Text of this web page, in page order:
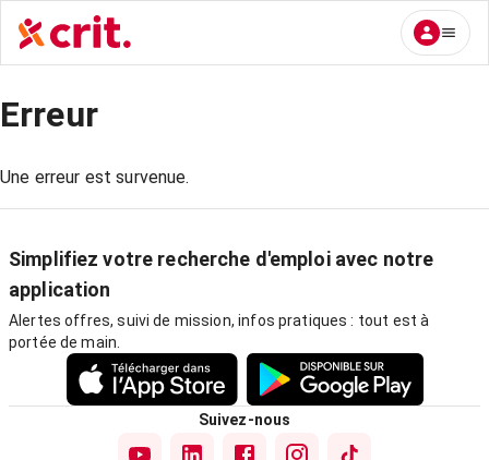
Erreur
Une erreur est survenue.
Simplifiez votre recherche d'emploi avec notre
application
Alertes offres, suivi de mission, infos pratiques : tout est à
portée de main.
Suivez-nous